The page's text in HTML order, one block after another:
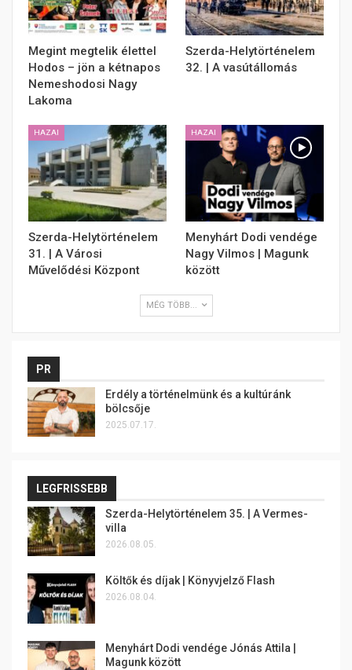
Megint megtelik élettel
Hodos – jön a kétnapos
Nemeshodosi Nagy
Lakoma
Szerda-Helytörténelem
32. | A vasútállomás
HAZAI
Szerda-Helytörténelem
31. | A Városi
Művelődési Központ
HAZAI
Menyhárt Dodi vendége
Nagy Vilmos | Magunk
között
MÉG TÖBB...
PR
Erdély a történelmünk és a kultúránk
bölcsője
2025.07.17.
LEGFRISSEBB
Szerda-Helytörténelem 35. | A Vermes-
villa
2026.08.05.
Költők és díjak | Könyvjelző Flash
2026.08.04.
Menyhárt Dodi vendége Jónás Attila |
Magunk között